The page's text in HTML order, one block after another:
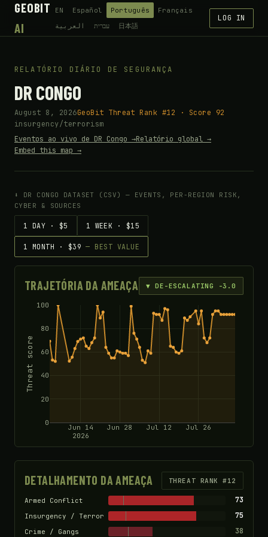
GEOBIT
AI
EN Español Português
Français
العربية
עברית 日本語
LOG IN
RELATÓRIO DIÁRIO DE SEGURANÇA
DR CONGO
August 8, 2026GeoBit Threat Rank #12 · Score 92
insurgency/terrorism
Eventos ao vivo de DR Congo →Relatório global →
Embed this map →
⬇ DR CONGO DATASET (CSV) — EVENTS, PER-REGION RISK,
CYBER & SOURCES
1 DAY · $5 1 WEEK · $15
1 MONTH · $39— BEST VALUE
TRAJETÓRIA DA AMEAÇA ▼ DE-ESCALATING -3.0
Jun 14
2026
Jun 28 Jul 12 Jul 26
0
20
40
60
80
100
Threat score
DETALHAMENTO DA AMEAÇA THREAT RANK #12
Armed Conflict 73
Insurgency / Terror 75
Crime / Gangs 38